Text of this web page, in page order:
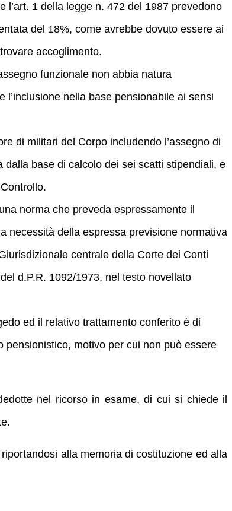
l’art. 1 della legge n. 472 del 1987 prevedono
del 18%, come avrebbe dovuto essere ai
accoglimento.
funzionale non abbia natura
nella base pensionabile ai sensi
di militari del Corpo includendo l’assegno di
base di calcolo dei sei scatti stipendiali, e
norma che preveda espressamente il
necessità della espressa previsione normativa
centrale della Corte dei Conti
d.P.R. 1092/1973, nel testo novellato
ed il relativo trattamento conferito è di
motivo per cui non può essere
nel ricorso in esame, di cui si chiede il
alla memoria di costituzione ed alla